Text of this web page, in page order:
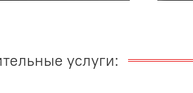
услуги: